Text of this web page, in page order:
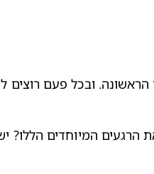
ובכל פעם רוצים
הרגעים המיוחדים הללו?